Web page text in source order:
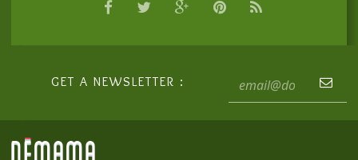
GET A NEWSLETTER :